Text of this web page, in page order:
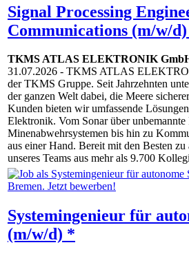
Signal Processing
Communications (m/w/
TKMS ATLAS ELEKTRONIK
31.07.2026 - TKMS ATLAS
der TKMS Gruppe. Seit Jahrzehnten
der ganzen Welt dabei, die Meere
Kunden bieten wir umfassende
Elektronik. Vom Sonar über unbemannte
Minenabwehrsystemen bis hin zu
aus einer Hand. Bereit mit den Besten zu
unseres Teams aus mehr als 9.700
Systemingenieur für
(m/w/d) *